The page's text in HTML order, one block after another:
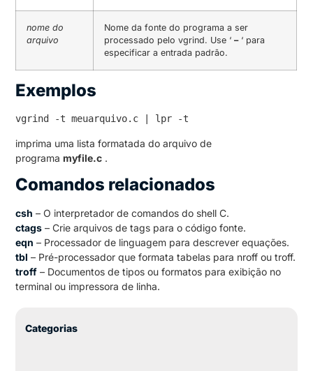
nome do
arquivo
Nome da fonte do programa a ser
processado pelo vgrind. Use ‘–‘ para
especificar a entrada padrão.
Exemplos
vgrind -t meuarquivo.c | lpr -t
imprima uma lista formatada do arquivo de
programamyfile.c .
Comandos relacionados
csh – O interpretador de comandos do shell C.
ctags – Crie arquivos de tags para o código fonte.
eqn – Processador de linguagem para descrever equações.
tbl – Pré-processador que formata tabelas para nroff ou troff.
troff – Documentos de tipos ou formatos para exibição no
terminal ou impressora de linha.
Categorias